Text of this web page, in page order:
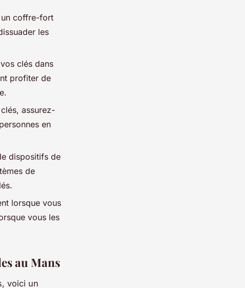
un coffre-fort
les
clés dans
profiter de
assurez-
en
dispositifs de
de
lorsque vous
vous les
au Mans
voici un